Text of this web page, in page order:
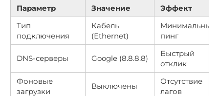
Параметр Значение
Эффект
Тип
подключения
Кабель
(Ethernet)
Минимальный
пинг
DNS-серверы Google (8.8.8.8)
Быстрый
отклик
Фоновые
загрузки
Выключены
Отсутствие
лагов